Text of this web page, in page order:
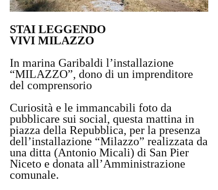
STAI LEGGENDO
VIVI MILAZZO
In marina Garibaldi l’installazione
“MILAZZO”, dono di un imprenditore
del comprensorio
Curiosità e le immancabili foto da
pubblicare sui social, questa mattina in
piazza della Repubblica, per la presenza
dell’installazione “Milazzo” realizzata da
una ditta (Antonio Micali) di San Pier
Niceto e donata all’Amministrazione
comunale.